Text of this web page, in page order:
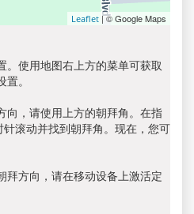
Leaflet | © Google Maps
。使用地图右上方的菜单可获取
。
向，请使用上方的朝拜角。在指
滚动并找到朝拜角。现在，您可
拜方向，请在移动设备上激活定